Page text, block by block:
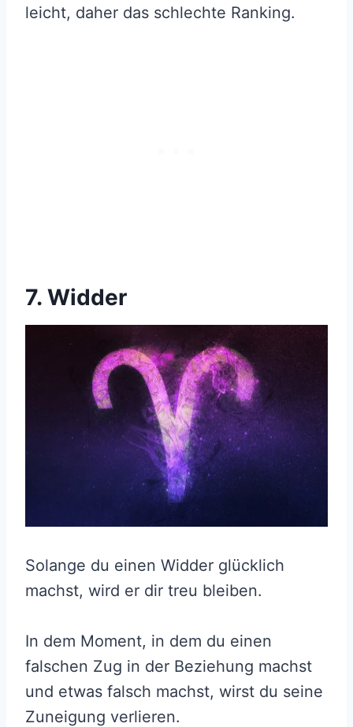
leicht, daher das schlechte Ranking.
7. Widder
Solange du einen Widder glücklich
machst, wird er dir treu bleiben.
In dem Moment, in dem du einen
falschen Zug in der Beziehung machst
und etwas falsch machst, wirst du seine
Zuneigung verlieren.